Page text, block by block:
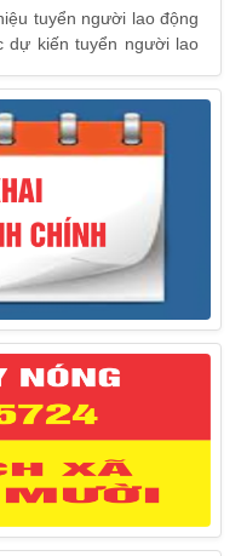
tuyển người lao động
dự kiến tuyển người lao
nhân kỷ niệm 50 năm
1975 – 01/4/2025)
ứng lao động Việt Nam
Engineering Co.,Ltd
dân định kỳ đợt 02
Chủ tịch, các Phó Chủ
Hội đồng nhân dân
2025)